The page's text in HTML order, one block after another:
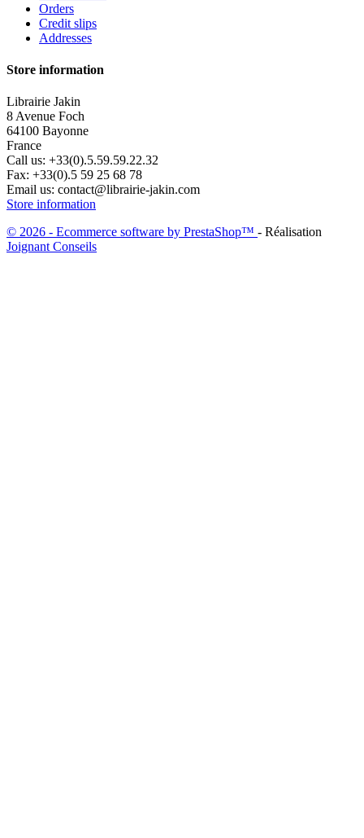
Orders
Credit slips
Addresses
Store information
Librairie Jakin
8 Avenue Foch
64100 Bayonne
France
Call us: +33(0).5.59.59.22.32
Fax: +33(0).5 59 25 68 78
Email us: contact@librairie-jakin.com
Store information
© 2026 - Ecommerce software by PrestaShop™ - Réalisation
Joignant Conseils